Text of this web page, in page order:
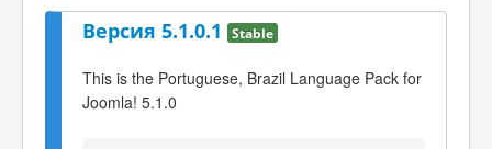
Версия 5.1.0.1 Stable
This is the Portuguese, Brazil Language Pack for
Joomla! 5.1.0